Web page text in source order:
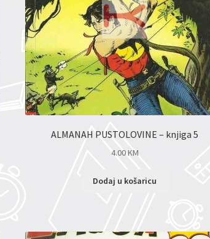
ALMANAH PUSTOLOVINE – knjiga 5
4.00KM
Dodaj u košaricu